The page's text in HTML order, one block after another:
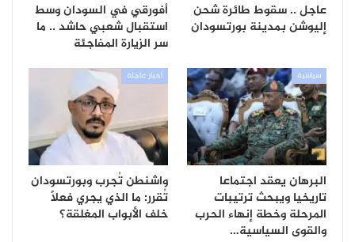
عاجل .. سقوط طائرة شحن
إليوشن بمدينة بورتسودان
أفورقي في السودان وسط
استقبال شعبي حاشد .. ما
سر الزيارة المفاجئة
سياسية
البرهان يعقد اجتماعا
تاريخيا ويبحث ترتيبات
المرحلة وخطة إنهاء الحرب
والقوى السياسية…
أخبار عاجلة
واشنطن تُجرب وبورتسودان
تُقرر: ما الذي يجري فعلاً
خلف الأبواب المغلقة؟